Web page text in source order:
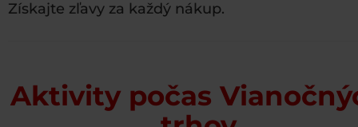
Získajte zľavy za každý nákup.
Aktivity počas